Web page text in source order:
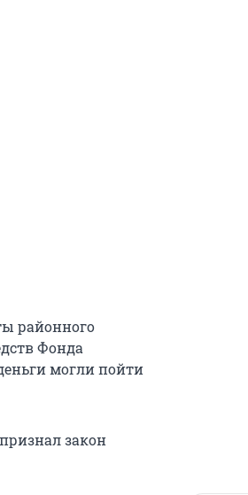
районного
Фонда
могли пойти
закон